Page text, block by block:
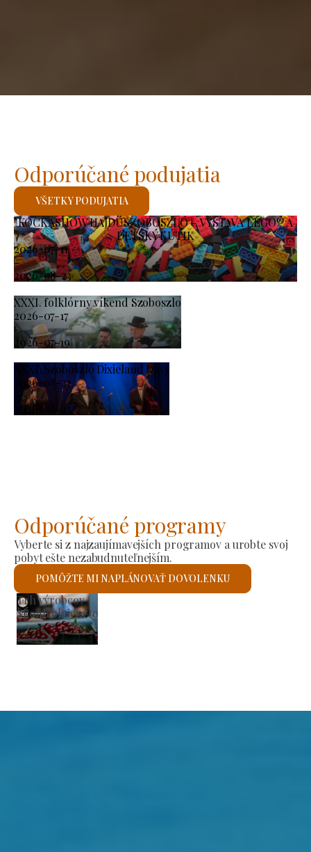
KOCKASHOW HAJDÚSZOBOSZLÓ – VÝSTAVA LEGO® A
DETSKÝ KÚTIK
2026-07-11
-
2026-08-23
XXXI. folklórny víkend Szoboszlo
2026-07-17
-
2026-07-19
XXXI. Szoboszló Dixieland Days
2026-08-21
-
2026-08-23
Odporúčané podujatia
VŠETKY PODUJATIA
Odporúčané programy
Vyberte si z najzaujímavejších programov a urobte svoj
pobyt ešte nezabudnuteľnejším.
POMÔŽTE MI NAPLÁNOVAŤ DOVOLENKU
Rímskokatolícky kostol svätého Lászlóa
Skontrolujem to